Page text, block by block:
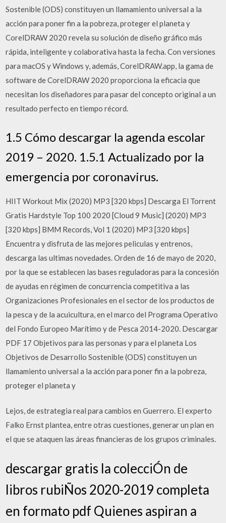
Sostenible (ODS) constituyen un llamamiento universal a la
acción para poner fin a la pobreza, proteger el planeta y
CorelDRAW 2020 revela su solución de diseño gráfico más
rápida, inteligente y colaborativa hasta la fecha. Con versiones
para macOS y Windows y, además, CorelDRAW.app, la gama de
software de CorelDRAW 2020 proporciona la eficacia que
necesitan los diseñadores para pasar del concepto original a un
resultado perfecto en tiempo récord.
1.5 Cómo descargar la agenda escolar
2019 – 2020. 1.5.1 Actualizado por la
emergencia por coronavirus.
HIIT Workout Mix (2020) MP3 [320 kbps] Descarga El Torrent
Gratis Hardstyle Top 100 2020 [Cloud 9 Music] (2020) MP3
[320 kbps] BMM Records, Vol 1 (2020) MP3 [320 kbps]
Encuentra y disfruta de las mejores peliculas y entrenos,
descarga las ultimas novedades. Orden de 16 de mayo de 2020,
por la que se establecen las bases reguladoras para la concesión
de ayudas en régimen de concurrencia competitiva a las
Organizaciones Profesionales en el sector de los productos de
la pesca y de la acuicultura, en el marco del Programa Operativo
del Fondo Europeo Marítimo y de Pesca 2014-2020. Descargar
PDF 17 Objetivos para las personas y para el planeta Los
Objetivos de Desarrollo Sostenible (ODS) constituyen un
llamamiento universal a la acción para poner fin a la pobreza,
proteger el planeta y
Lejos, de estrategia real para cambios en Guerrero. El experto
Falko Ernst plantea, entre otras cuestiones, generar un plan en
el que se ataquen las áreas financieras de los grupos criminales.
descargar gratis la colecciÓn de
libros rubiÑos 2020-2019 completa
en formato pdf Quienes aspiran a